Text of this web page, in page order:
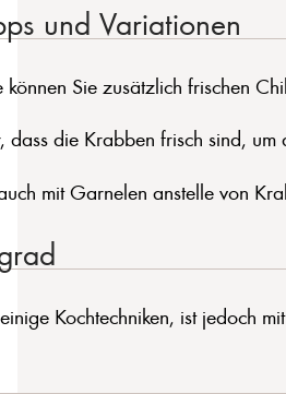
und Variationen
können Sie zusätzlich frischen
dass die Krabben frisch sind,
mit Garnelen anstelle von
Kochtechniken, ist jedoch